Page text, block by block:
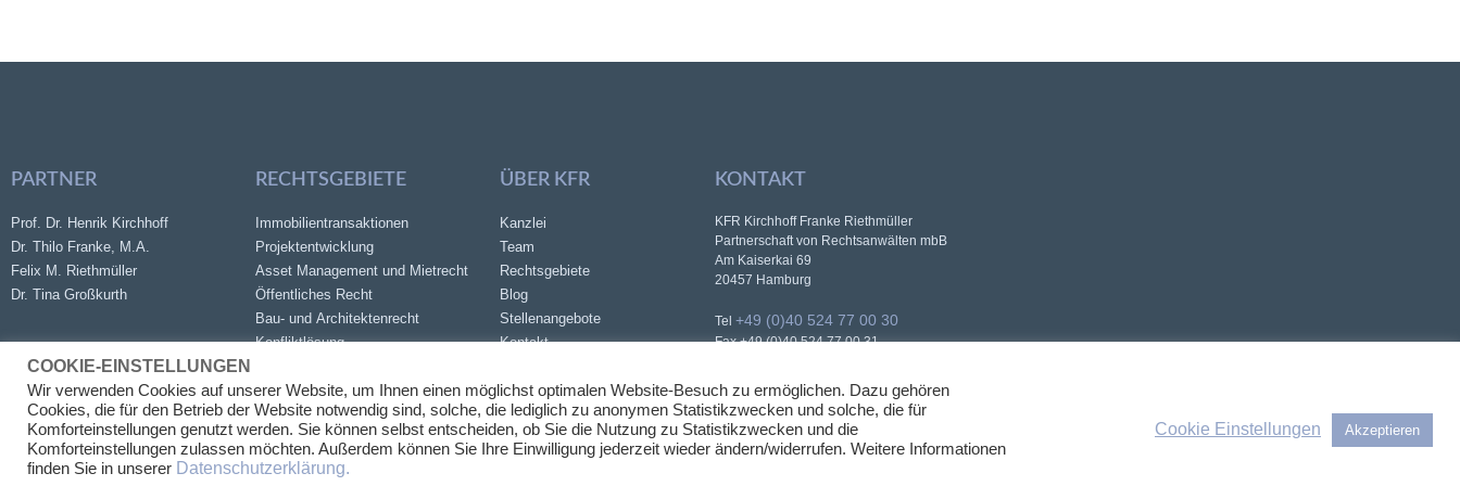
PARTNER
Prof. Dr. Henrik Kirchhoff
Dr. Thilo Franke, M.A.
Felix M. Riethmüller
Dr. Tina Großkurth
RECHTSGEBIETE
Immobilientransaktionen
Projektentwicklung
Asset Management und Mietrecht
Öffentliches Recht
Bau- und Architektenrecht
Konfliktlösung
ÜBER KFR
Kanzlei
Team
Rechtsgebiete
Blog
Stellenangebote
Kontakt
Impressum
KONTAKT
KFR Kirchhoff Franke Riethmüller
Partnerschaft von Rechtsanwälten mbB
Am Kaiserkai 69
20457 Hamburg
Tel +49 (0)40 524 77 00 30
Fax +49 (0)40 524 77 00 31
COOKIE-EINSTELLUNGEN
Wir verwenden Cookies auf unserer Website, um Ihnen einen möglichst optimalen Website-Besuch zu ermöglichen. Dazu gehören
Cookies, die für den Betrieb der Website notwendig sind, solche, die lediglich zu anonymen Statistikzwecken und solche, die für
Komforteinstellungen genutzt werden. Sie können selbst entscheiden, ob Sie die Nutzung zu Statistikzwecken und die
Komforteinstellungen zulassen möchten. Außerdem können Sie Ihre Einwilligung jederzeit wieder ändern/widerrufen. Weitere Informationen
finden Sie in unserer Datenschutzerklärung.
Cookie Einstellungen Akzeptieren